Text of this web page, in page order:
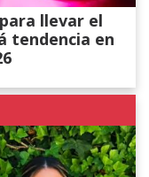
llevar el
tendencia en